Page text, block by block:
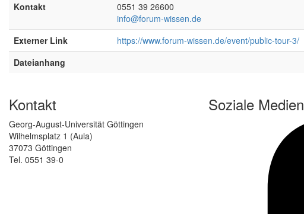
Kontakt
0551 39 26600
info@forum-wissen.de
Externer Link
https://www.forum-wissen.de/event/public-tour-3/
Dateianhang
Kontakt
Georg-August-Universität Göttingen
Wilhelmsplatz 1 (Aula)
37073 Göttingen
Tel. 0551 39-0
Soziale Medien